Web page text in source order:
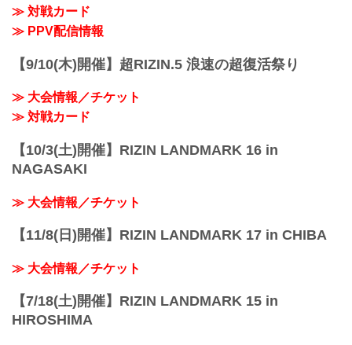
応募条件
項目 条件
≫ 対戦カード
≫ PPV配信情報
【9/10(木)開催】超RIZIN.5 浪速の超復活祭り
≫ 大会情報／チケット
≫ 対戦カード
【10/3(土)開催】RIZIN LANDMARK 16 in
NAGASAKI
≫ 大会情報／チケット
【11/8(日)開催】RIZIN LANDMARK 17 in CHIBA
≫ 大会情報／チケット
【7/18(土)開催】RIZIN LANDMARK 15 in
HIROSHIMA